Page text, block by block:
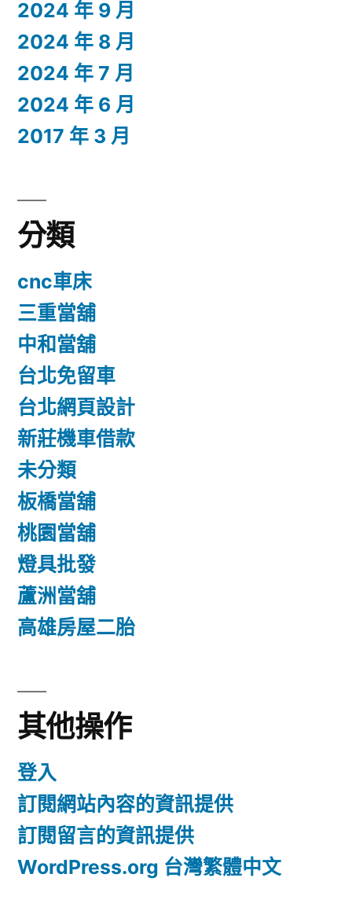
2024 年 9 月
2024 年 8 月
2024 年 7 月
2024 年 6 月
2017 年 3 月
分類
cnc車床
三重當舖
中和當舖
台北免留車
台北網頁設計
新莊機車借款
未分類
板橋當舖
桃園當舖
燈具批發
蘆洲當舖
高雄房屋二胎
其他操作
登入
訂閱網站內容的資訊提供
訂閱留言的資訊提供
WordPress.org 台灣繁體中文